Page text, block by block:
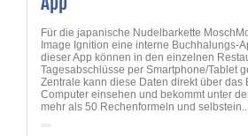
Für die japanische Nudelbarkette
Image Ignition eine interne Buchhalungs-
dieser App können in den einzelnen
Tagesabschlüsse per Smartphone/Tablet
Zentrale kann diese Daten direkt über das
Computer einsehen und bekommt unter
mehr als 50 Rechenformeln und